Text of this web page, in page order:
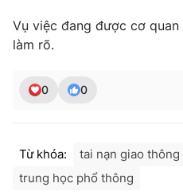
Học trực tuyến
Hitech Công nghệ tương lai
Thị trường
Giao lưu trực tuyến
Lịch phát sóng
Chuyên mục khác
Emagazine
Vụ việc đang được cơ
làm rõ.
0 0
Từ khóa: tai nạn giao thông
trung học phổ thông